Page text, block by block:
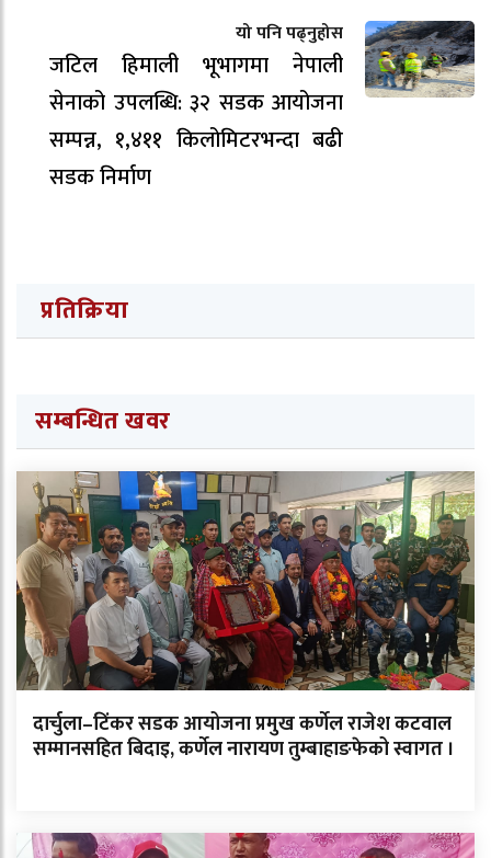
यो पनि पढ्नुहोस
जटिल हिमाली भूभागमा नेपाली
सेनाको उपलब्धि: ३२ सडक आयोजना
सम्पन्न, १,४११ किलोमिटरभन्दा बढी
सडक निर्माण
प्रतिक्रिया
सम्बन्धित खवर
दार्चुला–टिंकर सडक आयोजना प्रमुख कर्णेल राजेश कटवाल
सम्मानसहित बिदाइ, कर्णेल नारायण तुम्बाहाङफेको स्वागत ।